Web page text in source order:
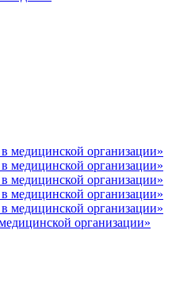
организации»